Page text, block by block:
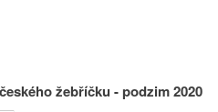
žebříčku - podzim 2020